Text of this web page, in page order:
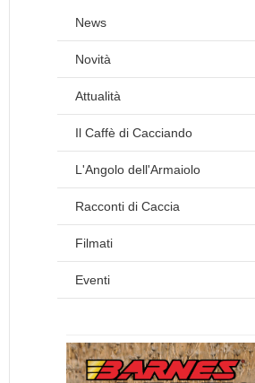
News
Novità
Attualità
Il Caffè di Cacciando
L'Angolo dell'Armaiolo
Racconti di Caccia
Filmati
Eventi